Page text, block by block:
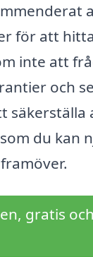
för att
inte att
och
säkerställa
du kan
gratis